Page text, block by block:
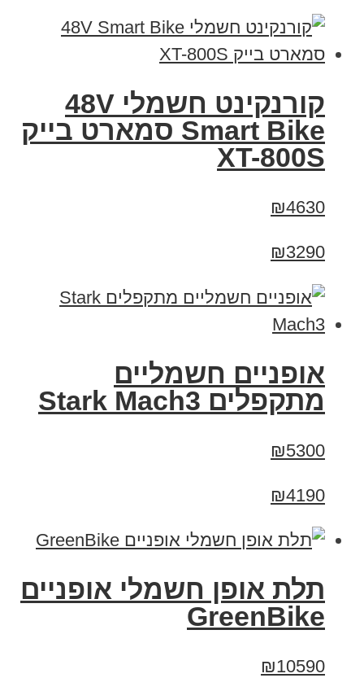
קורנקינט חשמלי 48V
Smart Bike סמארט בייק
XT-800S
₪4630
₪3290
‏אופניים חשמליים
‏מתקפלים Stark Mach3
₪5300
₪4190
תלת אופן חשמלי אופניים
GreenBike
₪10590